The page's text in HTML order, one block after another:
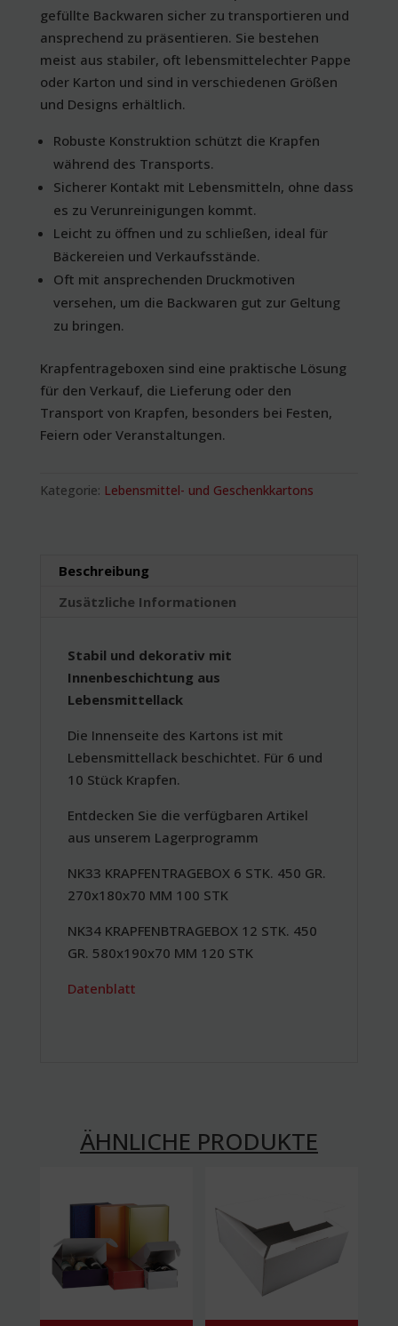
gefüllte Backwaren sicher zu transportieren und
ansprechend zu präsentieren. Sie bestehen
meist aus stabiler, oft lebensmittelechter Pappe
oder Karton und sind in verschiedenen Größen
und Designs erhältlich.
Robuste Konstruktion schützt die Krapfen
während des Transports.
Sicherer Kontakt mit Lebensmitteln, ohne dass
es zu Verunreinigungen kommt.
Leicht zu öffnen und zu schließen, ideal für
Bäckereien und Verkaufsstände.
Oft mit ansprechenden Druckmotiven
versehen, um die Backwaren gut zur Geltung
zu bringen.
Krapfentrageboxen sind eine praktische Lösung
für den Verkauf, die Lieferung oder den
Transport von Krapfen, besonders bei Festen,
Feiern oder Veranstaltungen.
Kategorie: Lebensmittel- und Geschenkkartons
Beschreibung
Zusätzliche Informationen
Stabil und dekorativ mit
Innenbeschichtung aus
Lebensmittellack
Die Innenseite des Kartons ist mit
Lebensmittellack beschichtet. Für 6 und
10 Stück Krapfen.
Entdecken Sie die verfügbaren Artikel
aus unserem Lagerprogramm
NK33 KRAPFENTRAGEBOX 6 STK. 450 GR.
270x180x70 MM 100 STK
NK34 KRAPFENBTRAGEBOX 12 STK. 450
GR. 580x190x70 MM 120 STK
Datenblatt
ÄHNLICHE PRODUKTE